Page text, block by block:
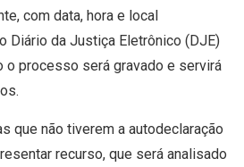
com data, hora e local
Diário da Justiça Eletrônico (DJE)
o processo será gravado e servirá
que não tiverem a autodeclaração
recurso, que será analisado